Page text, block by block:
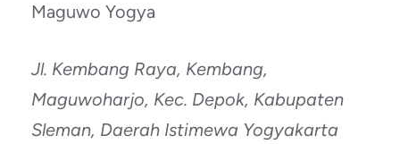
Maguwo Yogya
Jl. Kembang Raya, Kembang,
Maguwoharjo, Kec. Depok, Kabupaten
Sleman, Daerah Istimewa Yogyakarta